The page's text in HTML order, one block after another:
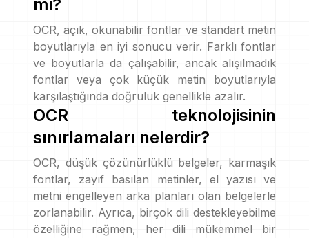
mi?
OCR, açık, okunabilir fontlar ve standart metin
boyutlarıyla en iyi sonucu verir. Farklı fontlar
ve boyutlarla da çalışabilir, ancak alışılmadık
fontlar veya çok küçük metin boyutlarıyla
karşılaştığında doğruluk genellikle azalır.
OCR teknolojisinin
sınırlamaları nelerdir?
OCR, düşük çözünürlüklü belgeler, karmaşık
fontlar, zayıf basılan metinler, el yazısı ve
metni engelleyen arka planları olan belgelerle
zorlanabilir. Ayrıca, birçok dili destekleyebilme
özelliğine rağmen, her dili mükemmel bir